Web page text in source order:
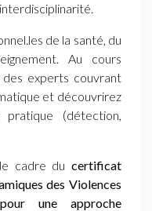
de la santé, du
Au cours
experts couvrant
et découvrirez
(détection,
cadre du certificat
des Violences
une approche